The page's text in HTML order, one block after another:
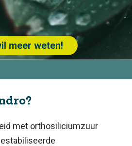
meer weten!
met orthosiliciumzuur